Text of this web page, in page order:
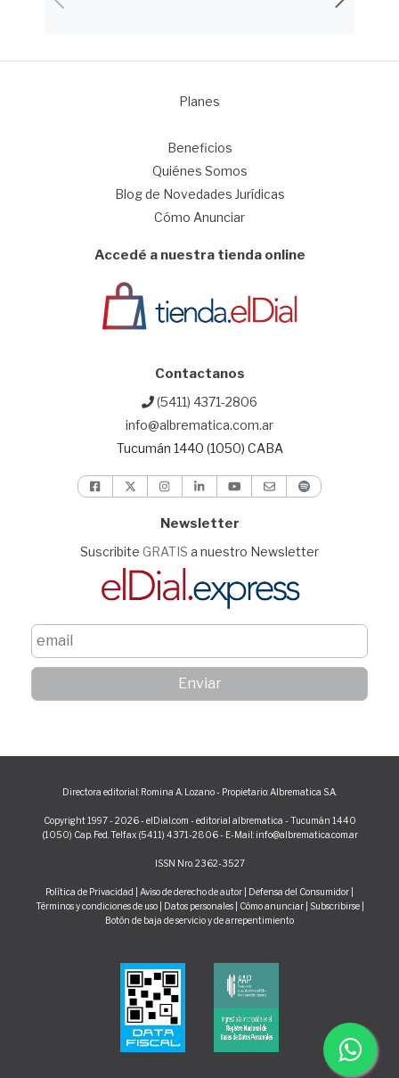
Planes
Beneficios
Quiénes Somos
Blog de Novedades Jurídicas
Cómo Anunciar
Accedé a nuestra tienda online
Contactanos
(5411) 4371-2806
info@albrematica.com.ar
Tucumán 1440 (1050) CABA
Newsletter
Suscribite GRATIS a nuestro Newsletter
Directora editorial: Romina A. Lozano - Propietario: Albrematica S.A.
Copyright 1997 - 2026 - elDial.com - editorial albrematica - Tucumán 1440
(1050) Cap. Fed. Telfax (5411) 4371-2806 - E-Mail: info@albrematica.com.ar
ISSN Nro. 2362-3527
Política de Privacidad Aviso de derecho de autor Defensa del Consumidor
Términos y condiciones de uso| Datos personales| Cómo anunciar| Subscribirse
Botón de baja de servicio y de arrepentimiento